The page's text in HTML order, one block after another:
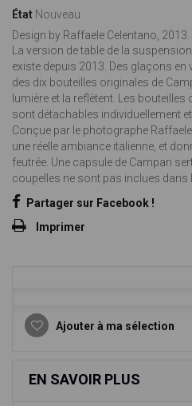
État Nouveau
Design by Raffaele Celentano, 2013.
La version de table de la
existe depuis 2013. Des glaçons
des dix bouteilles originales de
lumière et la reflètent. Les
sont détachables individuellement
Conçue par le photographe
une réelle ambiance italienne, et
feutrée. Une capsule de Campari
coupelles ne sont pas inclues dans
Partager sur Facebook !
Imprimer
Ajouter à ma sélection
EN SAVOIR PLUS